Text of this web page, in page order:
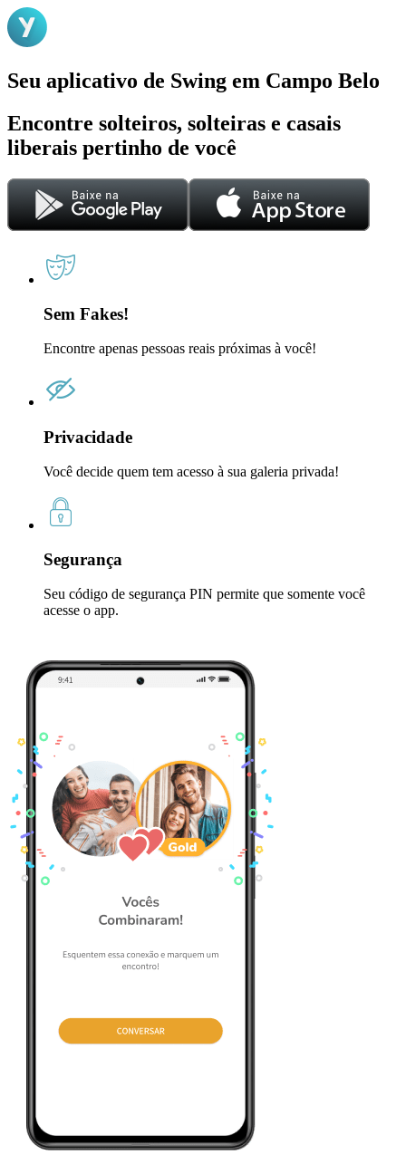
Seu aplicativo de Swing em Campo Belo
Encontre solteiros, solteiras e casais
liberais pertinho de você
Sem Fakes!
Encontre apenas pessoas reais próximas à você!
Privacidade
Você decide quem tem acesso à sua galeria privada!
Segurança
Seu código de segurança PIN permite que somente você
acesse o app.